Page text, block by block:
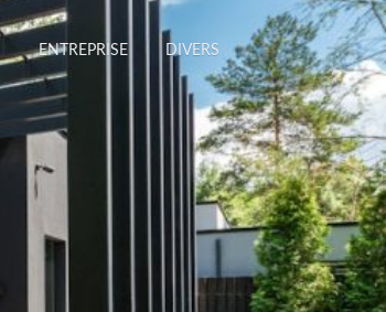
ENTREPRISE DIVERS